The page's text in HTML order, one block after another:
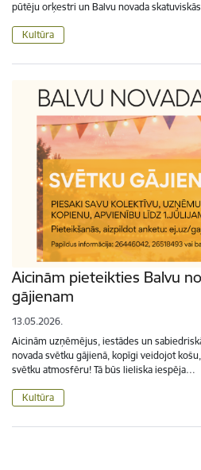
pūtēju orķestri un Balvu novada
Kultūra
Aicinām pieteikties Balvu
gājienam
13.05.2026.
Aicinām uzņēmējus, iestādes un
novada svētku gājienā, kopīgi veidojot
svētku atmosfēru! Tā būs lieliska iespēja…
Kultūra